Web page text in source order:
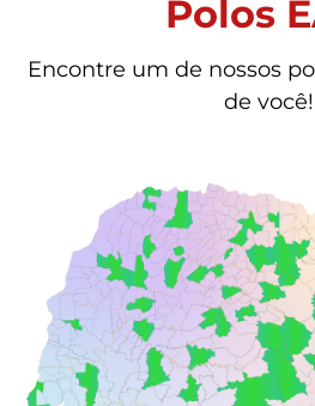
Polos
Encontre um de nossos
de você!